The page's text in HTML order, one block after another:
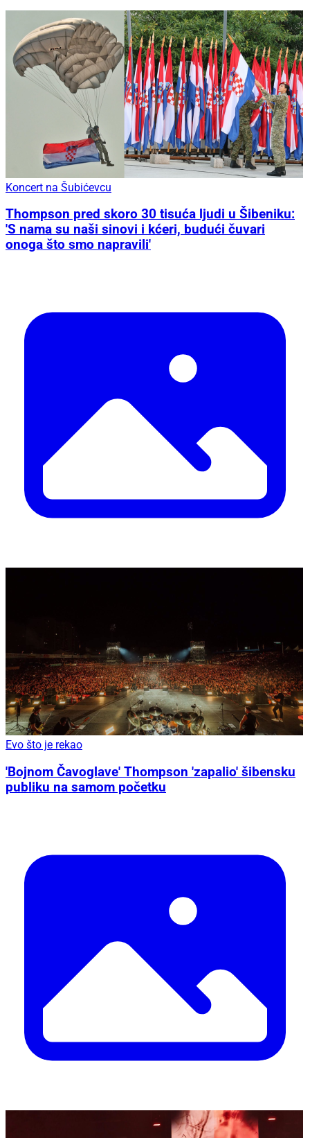
Koncert na Šubićevcu
Thompson pred skoro 30 tisuća ljudi u Šibeniku:
'S nama su naši sinovi i kćeri, budući čuvari
onoga što smo napravili'
Evo što je rekao
'Bojnom Čavoglave' Thompson 'zapalio' šibensku
publiku na samom početku